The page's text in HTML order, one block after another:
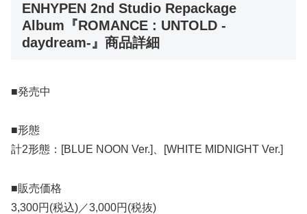
ENHYPEN 2nd Studio Repackage
Album『ROMANCE : UNTOLD -
daydream-』商品詳細
■発売中
■形態
計2形態：[BLUE NOON Ver.]、[WHITE MIDNIGHT Ver.]
■販売価格
3,300円(税込)／3,000円(税抜)